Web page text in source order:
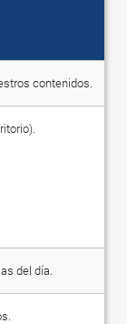
contenidos.
del día.